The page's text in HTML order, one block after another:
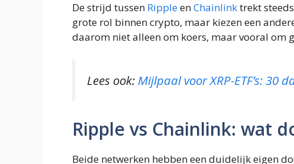
De strijd tussen RippleenChainlinktrekt
grote rol binnen crypto, maar kiezen een
daarom niet alleen om koers, maar vooral om
Lees ook: Mijlpaal voor XRP-ETF’s: 30
Ripple vs Chainlink: wat
Beide netwerken hebben een duidelijk eigen